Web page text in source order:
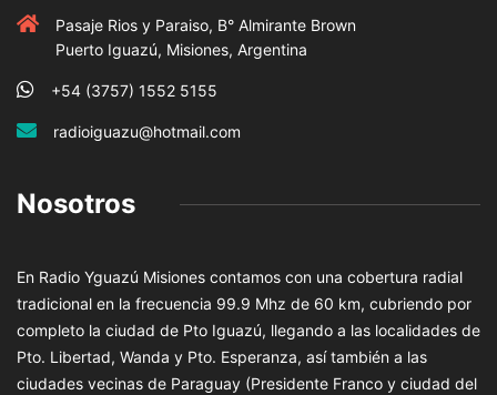
Pasaje Rios y Paraiso, B° Almirante Brown
Puerto Iguazú, Misiones, Argentina
+54 (3757) 1552 5155
radioiguazu@hotmail.com
Nosotros
En Radio Yguazú Misiones contamos con una cobertura radial
tradicional en la frecuencia 99.9 Mhz de 60 km, cubriendo por
completo la ciudad de Pto Iguazú, llegando a las localidades de
Pto. Libertad, Wanda y Pto. Esperanza, así también a las
ciudades vecinas de Paraguay (Presidente Franco y ciudad del